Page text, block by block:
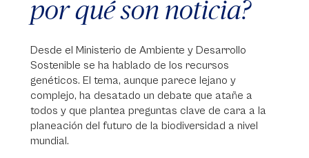
por qué son noticia?
Desde el Ministerio de Ambiente y Desarrollo
Sostenible se ha hablado de los recursos
genéticos. El tema, aunque parece lejano y
complejo, ha desatado un debate que atañe a
todos y que plantea preguntas clave de cara a la
planeación del futuro de la biodiversidad a nivel
mundial.